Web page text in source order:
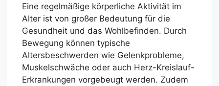
Eine regelmäßige körperliche Aktivität im
Alter ist von großer Bedeutung für die
Gesundheit und das Wohlbefinden. Durch
Bewegung können typische
Altersbeschwerden wie Gelenkprobleme,
Muskelschwäche oder auch Herz-Kreislauf-
Erkrankungen vorgebeugt werden. Zudem